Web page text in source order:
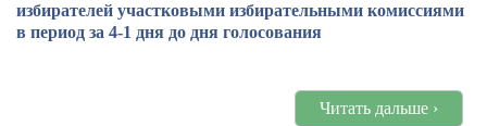
избирателей участковыми избирательными комиссиями
в период за 4-1 дня до дня голосования
Читать дальше ›